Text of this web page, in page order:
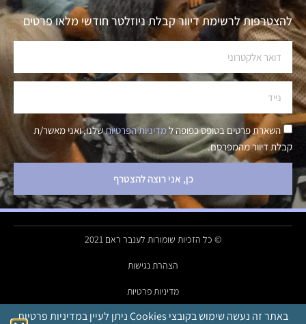
להצטרפות לרשימת דיוור קבלת ניוזלטר חודשי מלאו פרטים
השארת פרטים בטופס כפופה למדיניות הפרטיותשלנו, ואני מאשר/ת
קבלת דיוור מהמפרסם.
כן, אני רוצה להצטרף
© כל הזכיות שומורות לענבר ראם 2021
הצהרת נגישות
מדיניות פרטיות
Made with hazanstudio.co.il
באתר זה נעשה שימוש בקובצי Cookies ניתן לעיין במדיניות פרטיות